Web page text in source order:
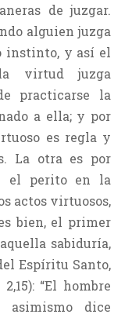
de juzgar.
alguien juzga
instinto, y así el
virtud juzga
practicarse la
a ella; y por
es regla y
La otra es por
el perito en la
actos virtuosos,
bien, el primer
sabiduría,
Espíritu Santo,
“El hombre
dice